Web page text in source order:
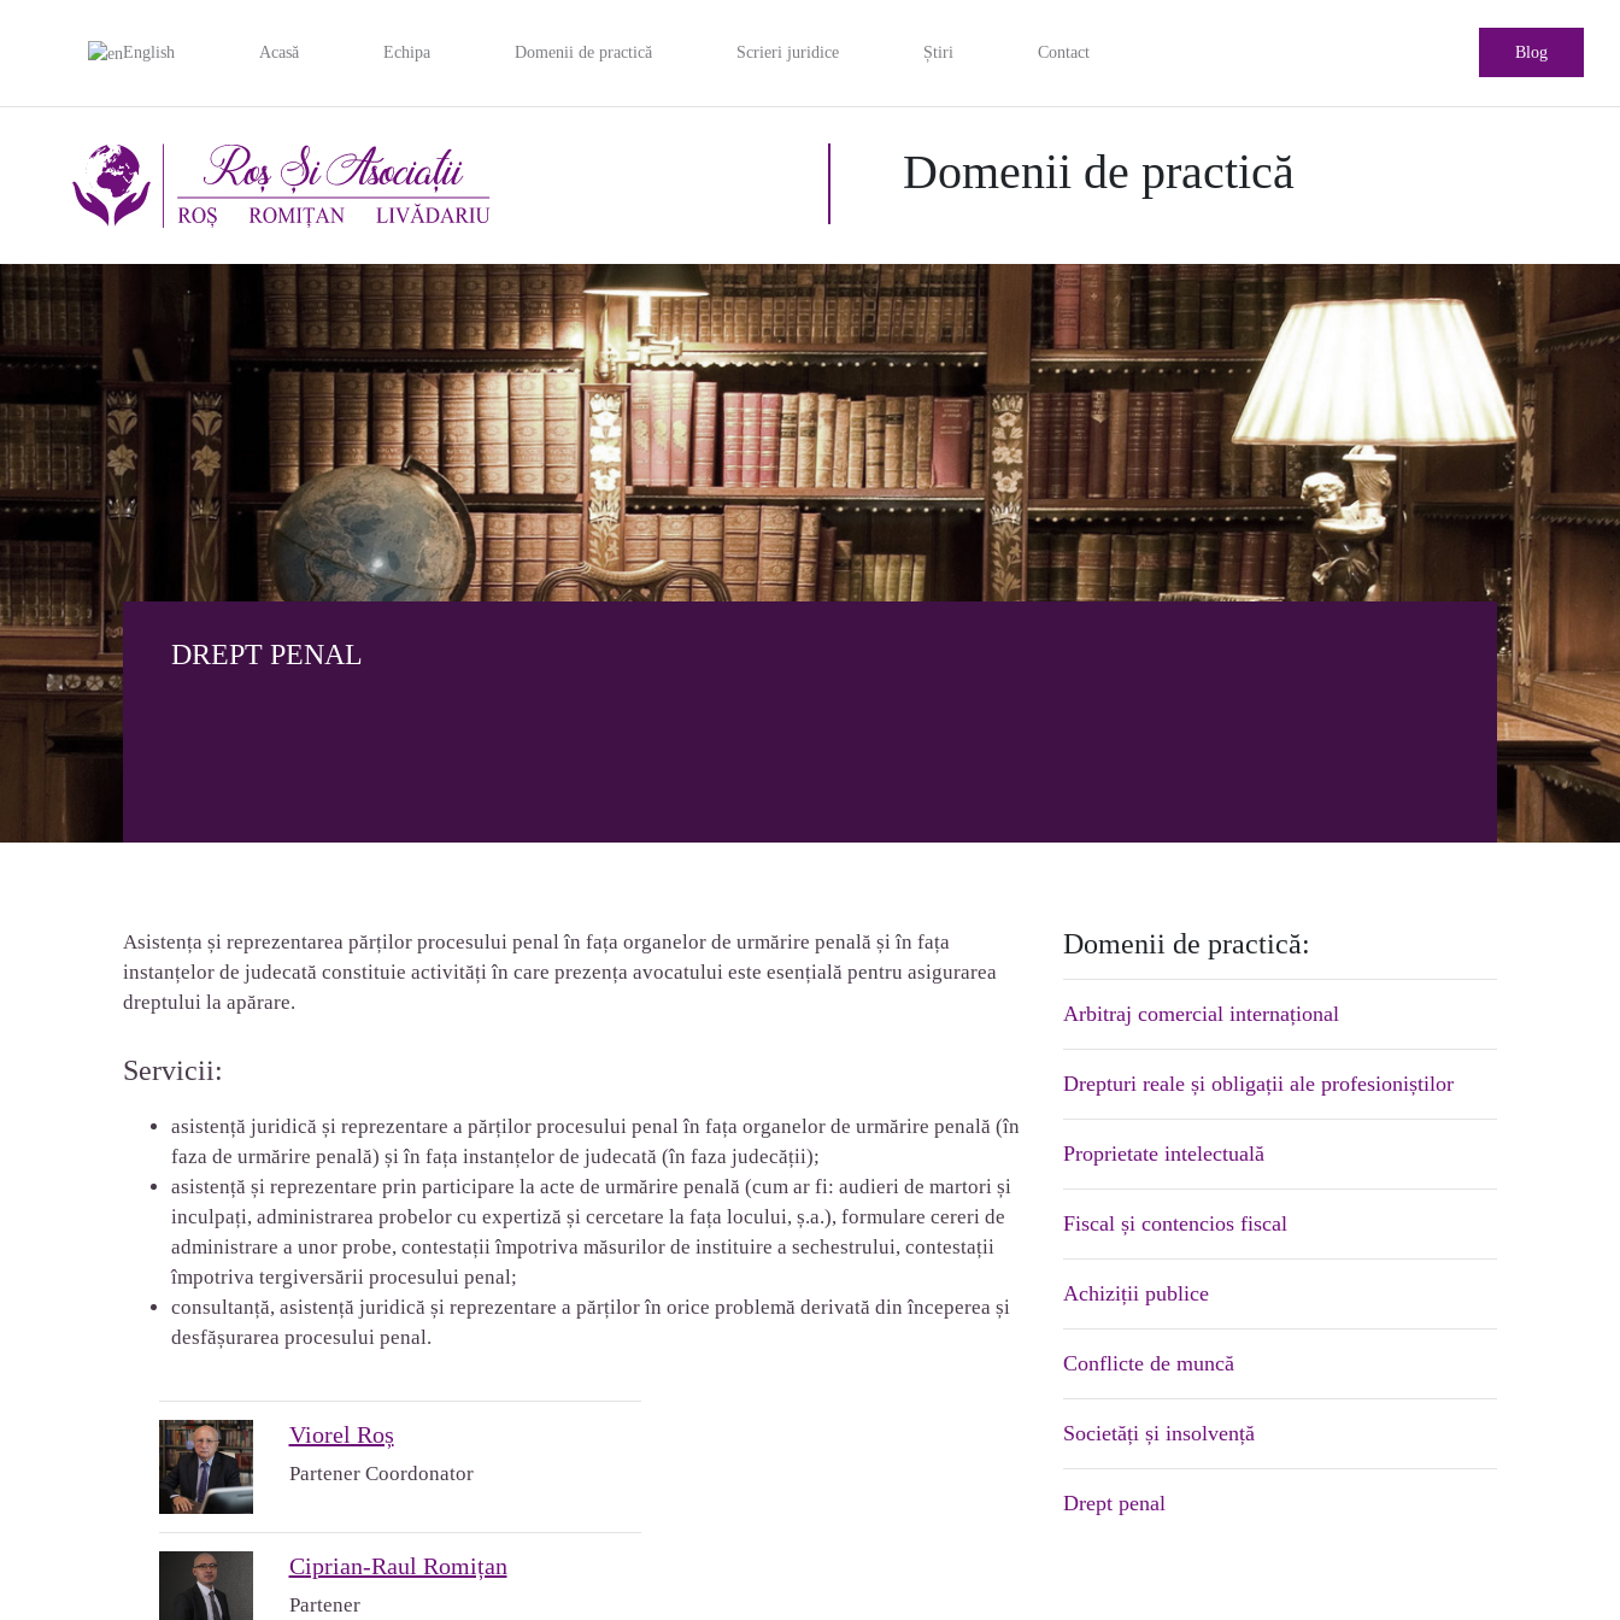
English Acasă Echipa Domenii de practică Scrieri juridice Știri Contact Blog
Domenii de practică
DREPT PENAL
Asistența și reprezentarea părților procesului penal în fața organelor de urmărire penală și în fața
instanțelor de judecată constituie activități în care prezența avocatului este esențială pentru asigurarea
dreptului la apărare.
Servicii:
asistență juridică și reprezentare a părților procesului penal în fața organelor de urmărire penală (în
faza de urmărire penală) și în fața instanțelor de judecată (în faza judecății);
asistență și reprezentare prin participare la acte de urmărire penală (cum ar fi: audieri de martori și
inculpați, administrarea probelor cu expertiză și cercetare la fața locului, ș.a.), formulare cereri de
administrare a unor probe, contestații împotriva măsurilor de instituire a sechestrului, contestații
împotriva tergiversării procesului penal;
consultanță, asistență juridică și reprezentare a părților în orice problemă derivată din începerea și
desfășurarea procesului penal.
Viorel Roș
Partener Coordonator
Ciprian-Raul Romițan
Partener
Domenii de practică:
Arbitraj comercial internațional
Drepturi reale și obligații ale profesioniștilor
Proprietate intelectuală
Fiscal și contencios fiscal
Achiziții publice
Conflicte de muncă
Societăți și insolvență
Drept penal